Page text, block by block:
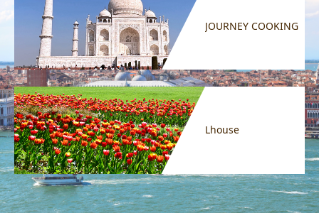
JOURNEY COOKING
Lhouse